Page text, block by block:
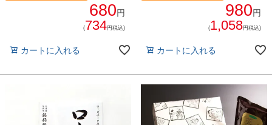
680円
(734円税込)
カートに入れる
980円
(1,058円税込)
カートに入れる